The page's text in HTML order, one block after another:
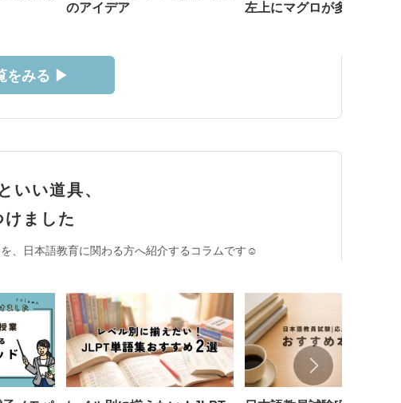
のアイデア
左上にマグロが多い？
をみる ▶︎
いい道具、
けました
、日本語教育に関わる方へ紹介するコラムです☺︎